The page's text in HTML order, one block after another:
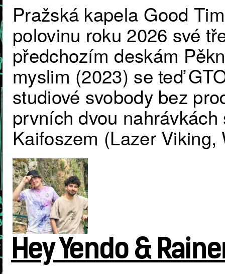
Pražská kapela Good
polovinu roku 2026 své
předchozím deskám
myslim (2023) se teď
studiové svobody bez
prvních dvou
Kaifoszem (Lazer
Hey Yendo &